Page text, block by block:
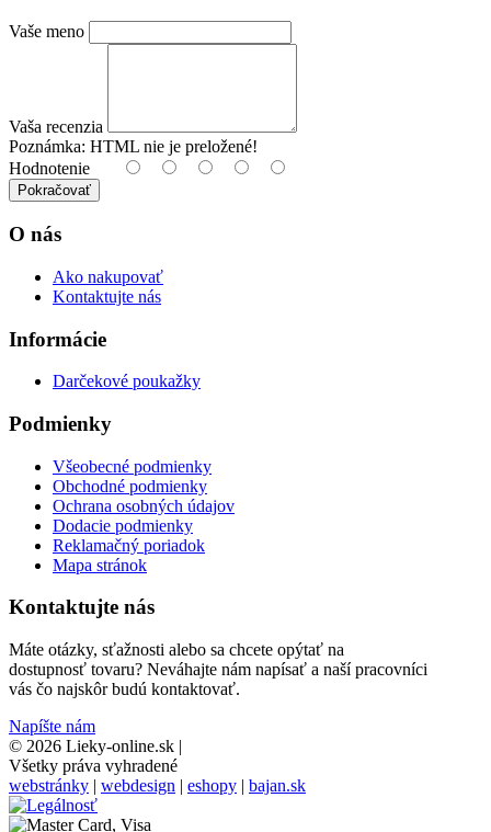
Vaše meno
Vaša recenzia
Poznámka: HTML nie je preložené!
Hodnotenie
Pokračovať
O nás
Ako nakupovať
Kontaktujte nás
Informácie
Darčekové poukažky
Podmienky
Všeobecné podmienky
Obchodné podmienky
Ochrana osobných údajov
Dodacie podmienky
Reklamačný poriadok
Mapa stránok
Kontaktujte nás
Máte otázky, sťažnosti alebo sa chcete opýtať na
dostupnosť tovaru? Neváhajte nám napísať a naší pracovníci
vás čo najskôr budú kontaktovať.
Napíšte nám
© 2026 Lieky-online.sk |
Všetky práva vyhradené
webstránky | webdesign | eshopy | bajan.sk